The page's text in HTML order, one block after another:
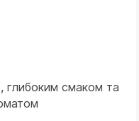
глибоким смаком та